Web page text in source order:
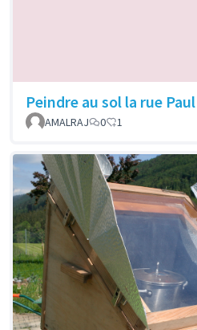
Peindre au sol la rue
AMALRAJ
0 1